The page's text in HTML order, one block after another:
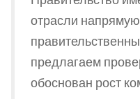
отрасли
предлагаем
обоснован рост